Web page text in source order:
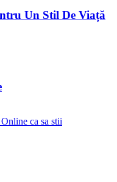
Un Stil De Viață